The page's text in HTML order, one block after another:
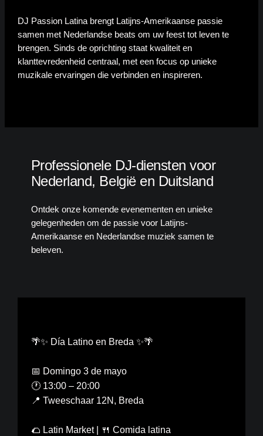
DJ Passion Latina brengt Latijns-Amerikaanse passie
samen met Nederlandse beats om uw feest tot leven te
brengen. Sinds de oprichting staat kwaliteit en
klanttevredenheid centraal, met een focus op unieke
muzikale ervaringen die verbinden en inspireren.
Professionele DJ-diensten voor
Nederland, België en Duitsland
Ontdek onze komende evenementen en unieke
gelegenheden om de passie voor Latijns-
Amerikaanse en Nederlandse muziek samen te
beleven.
🌴✨ Día Latino en Breda ✨🌴
📅 Domingo 3 de mayo
🕐 13:00 – 20:00
📍 Tweeschaar 12N, Breda
🌮 Latin Market | 🍴 Comida latina